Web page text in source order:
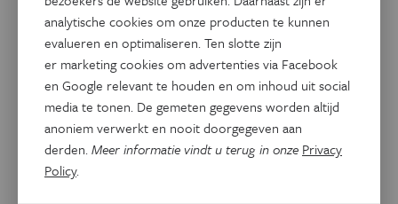
analytische cookies om onze producten te kunnen
evalueren en optimaliseren. Ten slotte zijn
er marketing cookies om advertenties via Facebook
en Google relevant te houden en om inhoud uit social
media te tonen. De gemeten gegevens worden altijd
anoniem verwerkt en nooit doorgegeven aan
derden.Meer informatie vindt u terug in onze Privacy
Policy.